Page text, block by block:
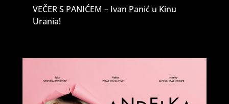
VEČER S PANIĆEM – Ivan Panić u Kinu
Urania!